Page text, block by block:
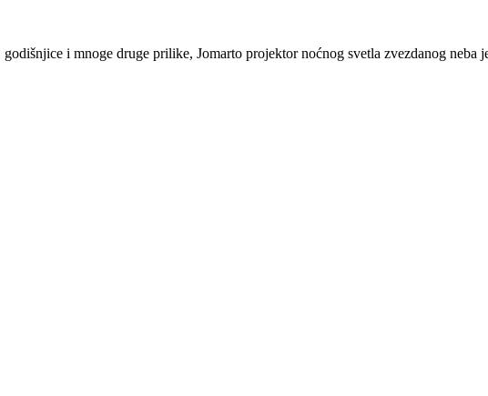
i mnoge druge prilike, Jomarto projektor noćnog svetla zvezdanog